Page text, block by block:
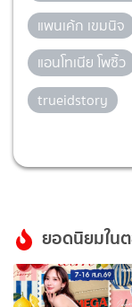
แพนเค้ก เขมนิจ
แอนโทเนีย โพซิ้ว
trueidstory
ยอดนิยมใน